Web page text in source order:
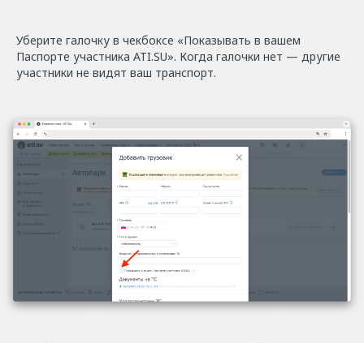
Уберите галочку в чекбоксе «Показывать в вашем
Паспорте участника ATI.SU». Когда галочки нет — другие
участники не видят ваш транспорт.